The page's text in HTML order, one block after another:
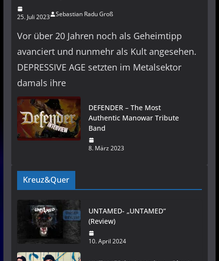
25. Juli 2023 Sebastian Radu Groß
Vor über 20 Jahren noch als Geheimtipp
avanciert und nunmehr als Kult angesehen.
DEPRESSIVE AGE setzten im Metalsektor
damals ihre
DEFENDER – The Most
Authentic Manowar Tribute
Band
8. März 2023
Kreuz&Quer
UNTAMED- „UNTAMED“
(Review)
10. April 2024